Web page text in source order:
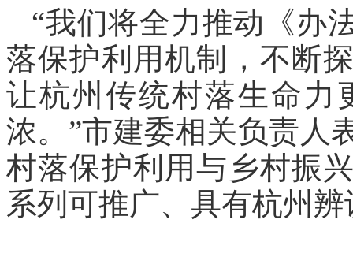
“我们将全力推动《办
落保护利用机制，不断
让杭州传统村落生命力
浓。”市建委相关负责人
村落保护利用与乡村振
系列可推广、具有杭州